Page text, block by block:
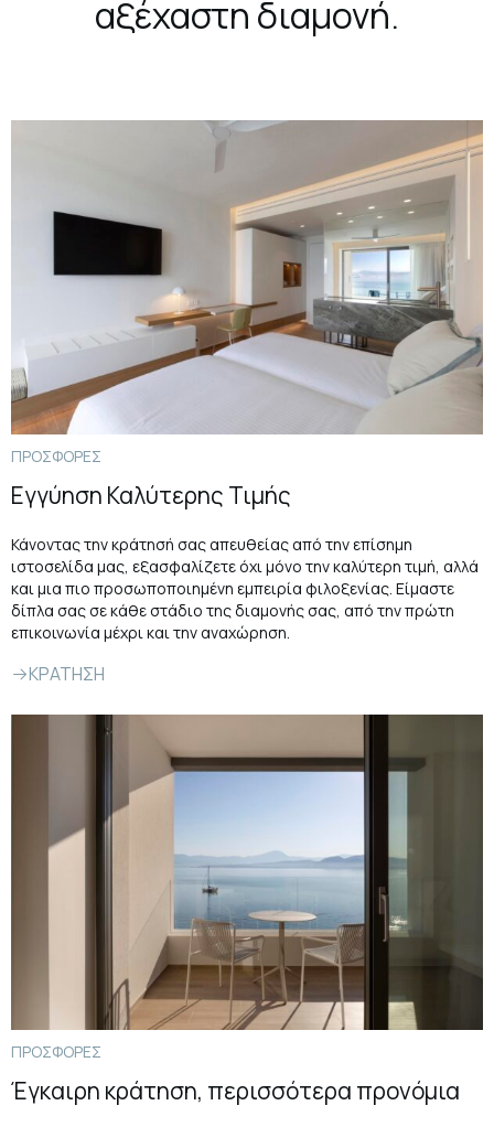
αξέχαστη διαμονή.
ΠΡΟΣΦΟΡΕΣ
Εγγύηση Καλύτερης Τιμής
Κάνοντας την κράτησή σας απευθείας από την επίσημη
ιστοσελίδα μας, εξασφαλίζετε όχι μόνο την καλύτερη τιμή, αλλά
και μια πιο προσωποποιημένη εμπειρία φιλοξενίας. Είμαστε
δίπλα σας σε κάθε στάδιο της διαμονής σας, από την πρώτη
επικοινωνία μέχρι και την αναχώρηση.
ΚΡΑΤΗΣΗ
ΠΡΟΣΦΟΡΕΣ
Έγκαιρη κράτηση, περισσότερα προνόμια